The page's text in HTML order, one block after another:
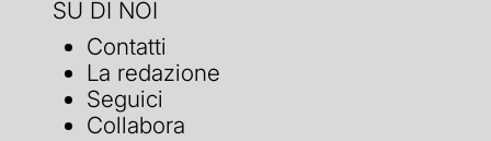
SU DI NOI
Contatti
La redazione
Seguici
Collabora